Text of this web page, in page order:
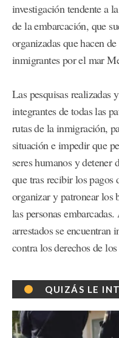
investigación tendente a
de la embarcación, que
organizadas que hacen
inmigrantes por el mar
Las pesquisas realizadas
integrantes de todas las
rutas de la inmigración,
situación e impedir que
seres humanos y detener
que tras recibir los pagos
organizar y patronear los
las personas
arrestados se encuentran
contra los derechos de
QUIZÁS LE